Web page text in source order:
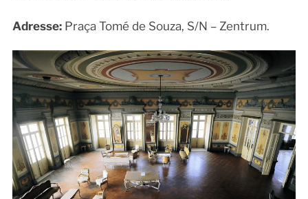
Adresse:Praça Tomé de Souza, S/N – Zentrum.